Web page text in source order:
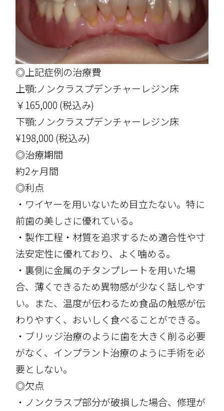
◎上記症例の治療費
上顎:ノンクラスプデンチャーレジン床
￥165,000 (税込み)
下顎:ノンクラスプデンチャーレジン床
¥198,000 (税込み)
◎治療期間
約2ヶ月間
◎利点
・ワイヤーを用いないため目立たない。特に
前歯の美しさに優れている。
・製作工程・材質を追求するため適合性や寸
法安定性に優れており、よく噛める。
・裏側に金属のチタンプレートを用いた場
合、薄くできるため異物感が少なく話しやす
い。また、温度が伝わるため食品の触感が伝
わりやすく、おいしく食べることができる。
・ブリッジ治療のように歯を大きく削る必要
がなく、インプラント治療のように手術を必
要としない。
◎欠点
・ノンクラスプ部分が破損した場合、修理が